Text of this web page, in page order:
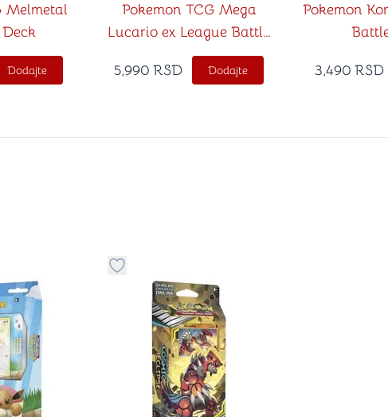
Melmetal
Dodajte
Pokemon TCG Mega
Lucario ex League Battle
Deck
5,990 RSD Dodajte
Pokemon
3,490 RSD
stvari u kategoriju omiljenoDugme za dodavanje stvari u kategoriju omiljeno